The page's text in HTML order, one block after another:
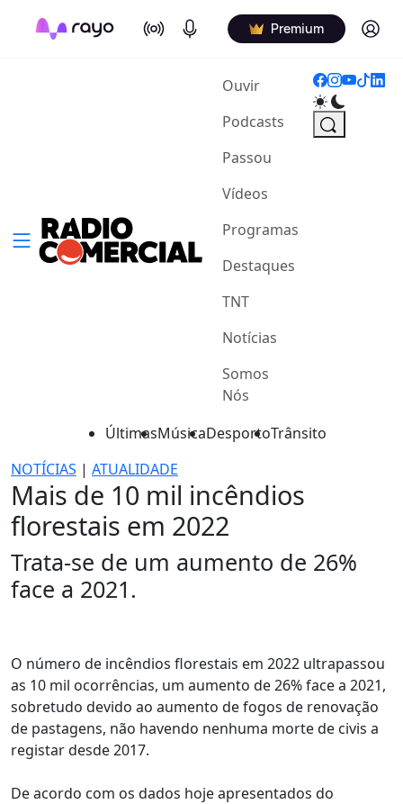
On Air Podcasts Premium Log in
Ouvir(current)
Podcasts
Passou
Vídeos
Programas
Destaques
TNT
Notícias
Somos
Nós
ÚltimasMúsicaDesportoTrânsito
NOTÍCIAS | ATUALIDADE
Mais de 10 mil incêndios
florestais em 2022
Trata-se de um aumento de 26%
face a 2021.
O número de incêndios florestais em 2022 ultrapassou
as 10 mil ocorrências, um aumento de 26% face a 2021,
sobretudo devido ao aumento de fogos de renovação
de pastagens, não havendo nenhuma morte de civis a
registar desde 2017.
De acordo com os dados hoje apresentados do